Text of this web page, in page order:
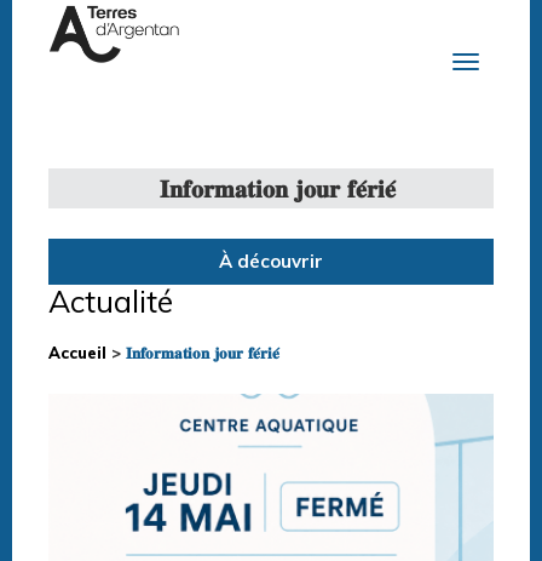
Toggle
𝐈𝐧𝐟𝐨𝐫𝐦𝐚𝐭𝐢𝐨𝐧 𝐣𝐨𝐮𝐫 𝐟𝐞́𝐫𝐢𝐞́
À découvrir
Actualité
Accueil > 𝐈𝐧𝐟𝐨𝐫𝐦𝐚𝐭𝐢𝐨𝐧 𝐣𝐨𝐮𝐫 𝐟𝐞́𝐫𝐢𝐞́